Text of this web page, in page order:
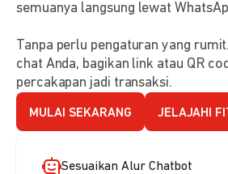
semuanya langsung lewat
Tanpa perlu pengaturan yang
chat Anda, bagikan link atau QR
percakapan jadi transaksi.
MULAI SEKARANG JELAJAHI
Sesuaikan Alur Chatbot